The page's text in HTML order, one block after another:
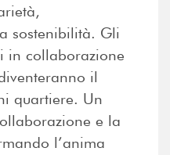
sostenibilità. Gli
in collaborazione
il
quartiere. Un
e la
l’anima